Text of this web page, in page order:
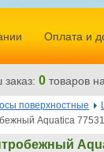
поверхностные
Aquatica
Оплата и
0 товаров